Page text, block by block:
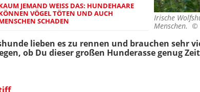
Irische
Menschen. ©
JEMAND WEISS DAS: HUNDEHAARE K
VÖGEL TÖTEN UND AUCH M
SCHADEN
lieben es zu rennen und brauchen sehr
ob Du dieser großen Hunderasse genug